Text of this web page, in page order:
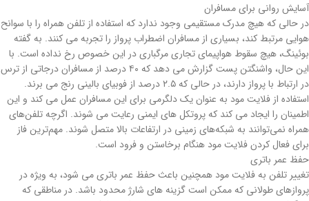
آسایش روانی برای مسافران
در حالی که هیچ مدرک مستقیمی وجود ندارد که استفاده از تلفن همراه را با سوانح
هوایی مرتبط کند، بسیاری از مسافران اضطراب پرواز را تجربه می کنند. به گفته
بوئینگ، هیچ سقوط هواپیمای تجاری مرگباری در این خصوص رخ نداده است. با
این حال، واشنگتن پست گزارش می دهد که ۴۰ درصد از مسافران درجاتی از ترس
در ارتباط با پرواز دارند، در حالی که ۲.۵ درصد از فوبیای بالینی رنج می برند.
استفاده از فلایت مود به عنوان یک دلگرمی برای این مسافران عمل می کند و این
اطمینان را ایجاد می کند که پروتکل های ایمنی رعایت می شوند. اگرچه تلفن‌های
همراه نمی‌توانند به شبکه‌های زمینی در ارتفاعات بالا متصل شوند. مهم‌ترین فاز
برای فعال کردن فلایت مود هنگام برخاستن و فرود است.
حفظ عمر باتری
تغییر تلفن به فلایت مود همچنین باعث حفظ عمر باتری می شود، به ویژه در
پروازهای طولانی که ممکن است گزینه های شارژ محدود باشد. در مناطقی که